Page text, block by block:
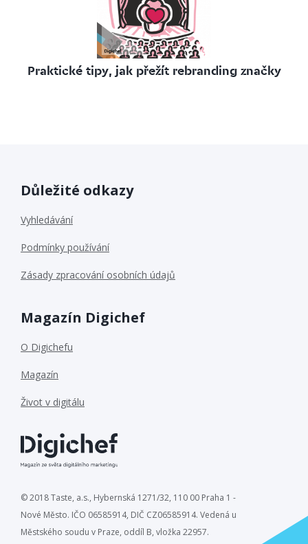
Praktické tipy, jak přežít rebranding značky
Důležité odkazy
Vyhledávání
Podmínky používání
Zásady zpracování osobních údajů
Magazín Digichef
O Digichefu
Magazín
Život v digitálu
© 2018 Taste, a.s., Hybernská 1271/32, 110 00 Praha 1 -
Nové Město. IČO 06585914, DIČ CZ06585914. Vedená u
Městského soudu v Praze, oddíl B, vložka 22957.